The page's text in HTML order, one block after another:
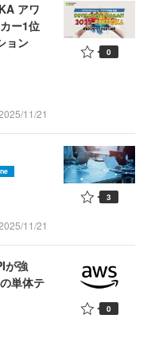
アワ
ー1位
ョン
11/21
0
11/21
3
が強
単体テ
0